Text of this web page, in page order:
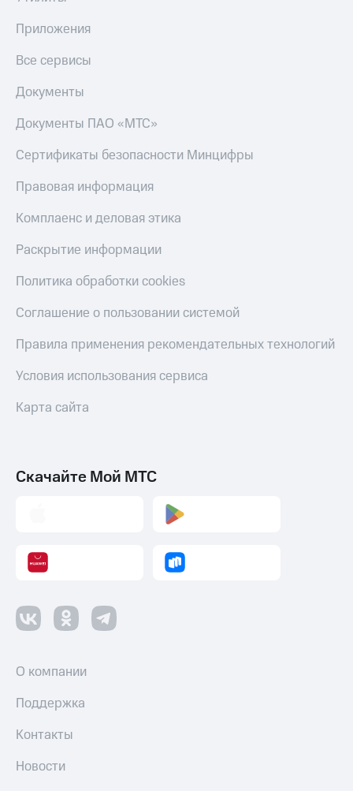
Приложения
Все сервисы
Документы
Документы ПАО «МТС»
Сертификаты безопасности Минцифры
Правовая информация
Комплаенс и деловая этика
Раскрытие информации
Политика обработки cookies
Соглашение о пользовании системой
Правила применения рекомендательных технологий
Условия использования сервиса
Карта сайта
Скачайте Мой МТС
О компании
Поддержка
Контакты
Новости